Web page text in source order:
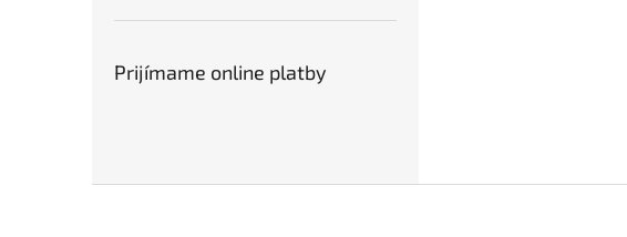
Prijímame online platby